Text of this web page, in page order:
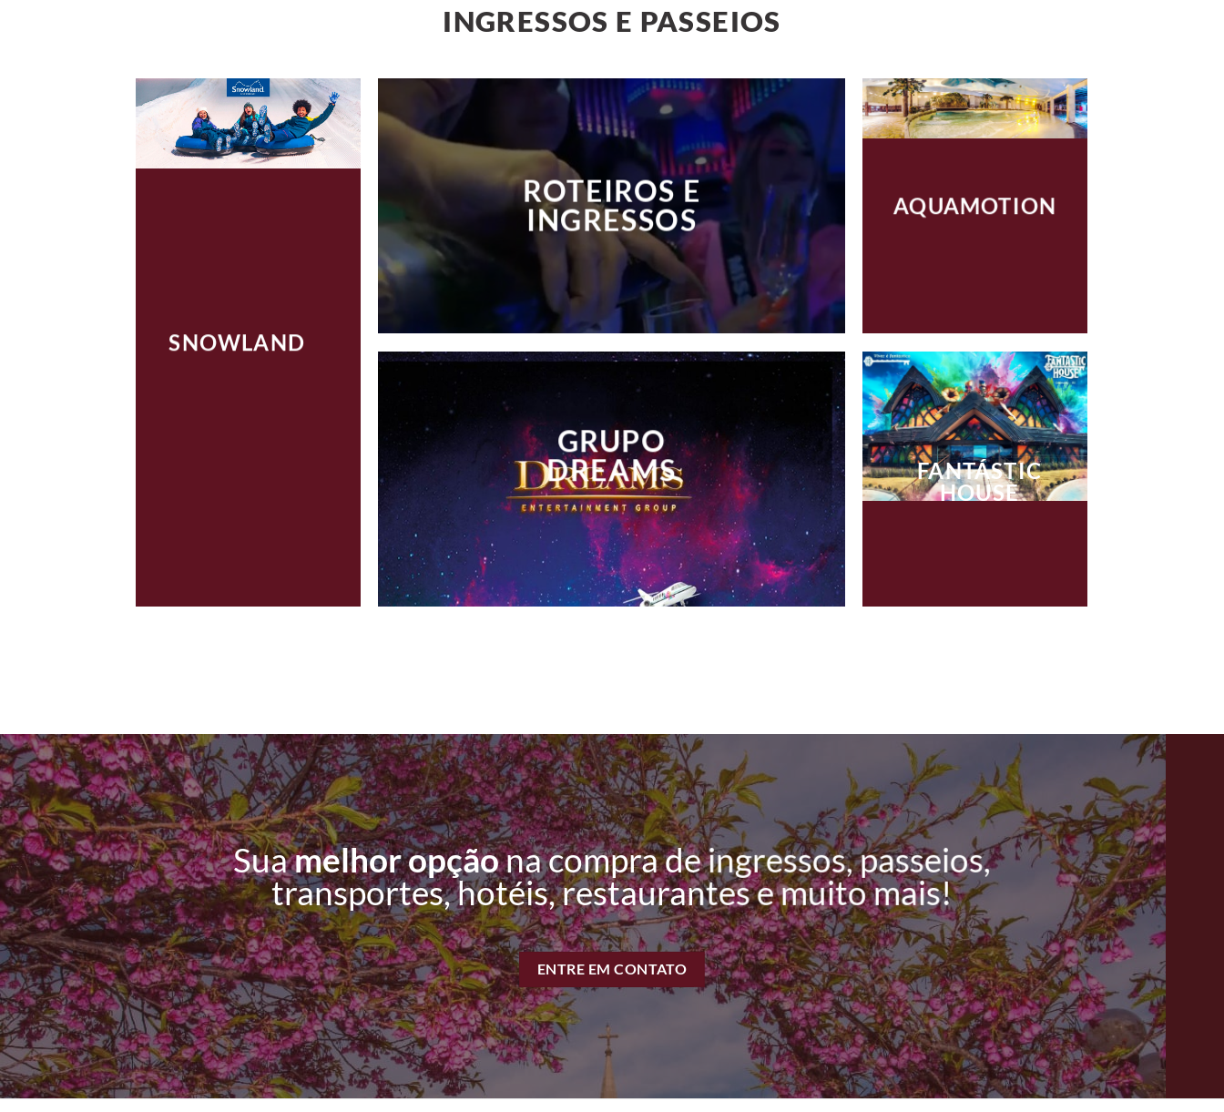
INGRESSOS E PASSEIOS
SNOWLAND
ROTEIROS E
INGRESSOS
GRUPO
DREAMS
AQUAMOTION
FANTÁSTIC
HOUSE
Suamelhor opçãona compra de ingressos, passeios,
transportes, hotéis, restaurantes e muito mais!
ENTRE EM CONTATO